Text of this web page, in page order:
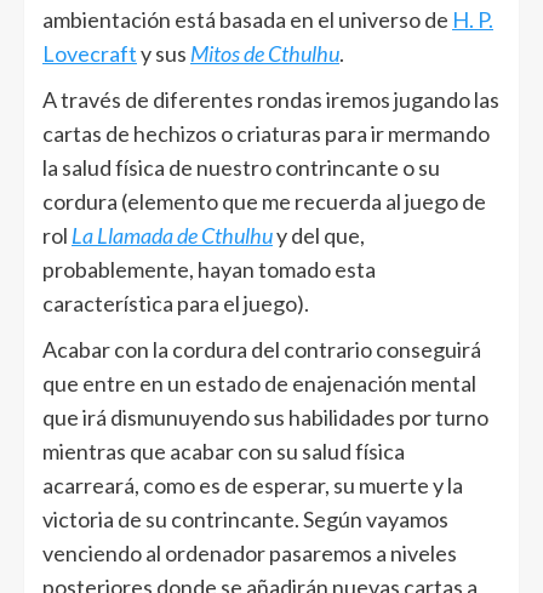
ambientación está basada en el universo de H. P.
Lovecrafty sus Mitos de Cthulhu.
A través de diferentes rondas iremos jugando las
cartas de hechizos o criaturas para ir mermando
la salud física de nuestro contrincante o su
cordura (elemento que me recuerda al juego de
rol La Llamada de Cthulhuy del que,
probablemente, hayan tomado esta
característica para el juego).
Acabar con la cordura del contrario conseguirá
que entre en un estado de enajenación mental
que irá dismunuyendo sus habilidades por turno
mientras que acabar con su salud física
acarreará, como es de esperar, su muerte y la
victoria de su contrincante. Según vayamos
venciendo al ordenador pasaremos a niveles
posteriores donde se añadirán nuevas cartas a